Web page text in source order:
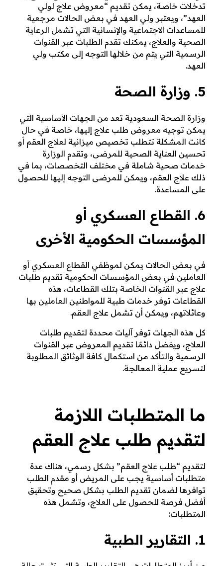
تدخلات خاصة، يمكن تقديم “معروض علاج لولي
العهد”، ويعتبر ولي العهد في بعض الحالات مرجعية
للمساعدات الاجتماعية والإنسانية التي تشمل الرعاية
الصحية والعلاج، يمكنك تقدم الطلبات عبر القنوات
الرسمية التي يتم من خلالها التوجه إلى مكتب ولي
العهد.
5. وزارة الصحة
وزارة الصحة السعودية تعد من الجهات الأساسية التي
يمكن توجيه معروض طلب علاج إليها، خاصة في حال
كانت المشكلة تتطلب تخصيص ميزانية لعلاج العقم أو
تحسين العناية الصحية للمرضى، وتقدم الوزارة
خدمات صحية شاملة في مختلف التخصصات، بما في
ذلك علاج العقم، ويمكن للمرضى التوجه إليها للحصول
على المساعدة.
6. القطاع العسكري أو
المؤسسات الحكومية الأخرى
في بعض الحالات يمكن لموظفي القطاع العسكري أو
العاملين في بعض المؤسسات الحكومية تقديم طلبات
علاج عبر القنوات الخاصة بتلك القطاعات، هذه
القطاعات توفر خدمات طبية للمواطنين العاملين بها
وعائلاتهم، ويمكن أن تشمل علاج العقم.
كل هذه الجهات توفر آليات محددة لتقديم طلبات
العلاج، ويفضل دائمًا تقديم المعروض عبر القنوات
الرسمية والتأكد من استكمال كافة الوثائق المطلوبة
لتسريع عملية المعالجة.
ما المتطلبات اللازمة
لتقديم طلب علاج العقم
لتقديم “طلب علاج العقم” بشكل رسمي، هناك عدة
متطلبات أساسية يجب على المريض أو مقدم الطلب
توافرها لضمان تقديم الطلب بشكل صحيح وتحقيق
أفضل فرصة للحصول على العلاج، وتشمل هذه
المتطلبات:
1. التقارير الطبية